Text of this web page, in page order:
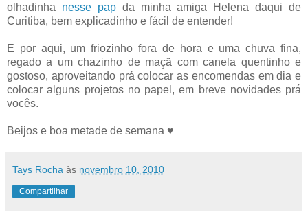
olhadinha nesse papda minha amiga Helena daqui de
Curitiba, bem explicadinho e fácil de entender!
E por aqui, um friozinho fora de hora e uma chuva fina,
regado a um chazinho de maçã com canela quentinho e
gostoso, aproveitando prá colocar as encomendas em dia e
colocar alguns projetos no papel, em breve novidades prá
vocês.
Beijos e boa metade de semana ♥
Tays Rocha às novembro 10, 2010
Compartilhar